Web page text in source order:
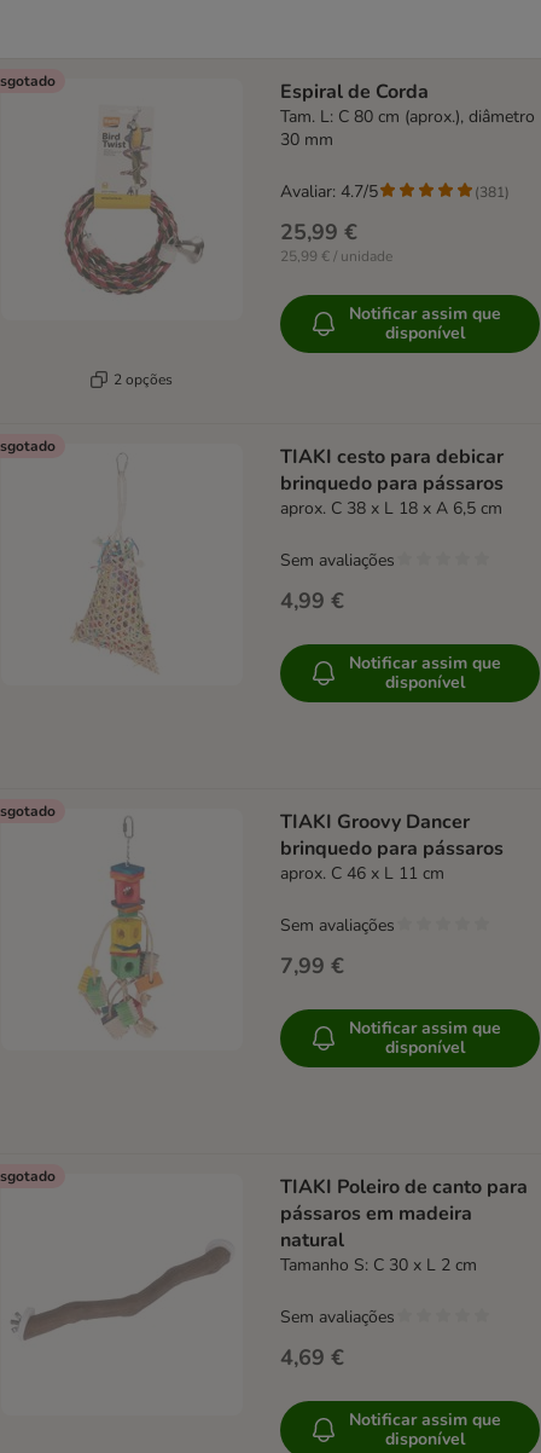
2 opções
Espiral de Corda
Tam. L: C 80 cm (aprox.), diâmetro
30 mm
25,99 €
25,99 € / unidade
Avaliar: 4.7/5 (381)
Notificar assim que
disponível
TIAKI cesto para debicar
brinquedo para pássaros
aprox. C 38 x L 18 x A 6,5 cm
4,99 €
Sem avaliações
Notificar assim que
disponível
TIAKI Groovy Dancer
brinquedo para pássaros
aprox. C 46 x L 11 cm
7,99 €
Sem avaliações
Notificar assim que
disponível
TIAKI Poleiro de canto para
pássaros em madeira
natural
Tamanho S: C 30 x L 2 cm
4,69 €
Sem avaliações
Notificar assim que
disponível